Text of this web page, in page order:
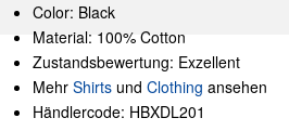
Color: Black
Material: 100% Cotton
Zustandsbewertung: Exzellent
Mehr Shirts und Clothing ansehen
Händlercode: HBXDL201